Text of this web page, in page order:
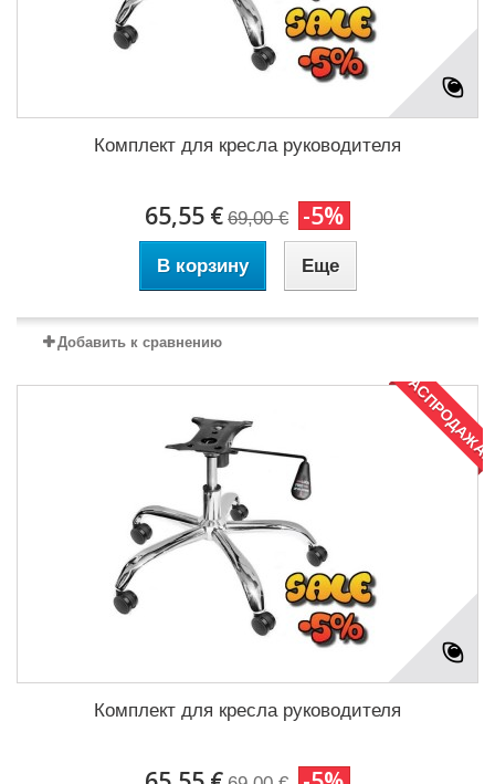
Комплект для кресла руководителя
65,55 € 69,00 € -5%
В корзину Еще
Добавить к сравнению
РАСПРОДАЖА!
Комплект для кресла руководителя